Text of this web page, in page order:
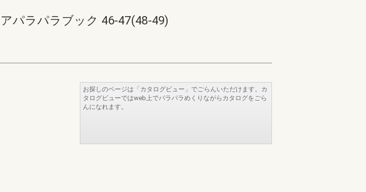
パラパラブック 46-47(48-49)
お探しのページは「カタログビュー」でごらんいただけます。カ
タログビューではweb上でパラパラめくりながらカタログをごら
んになれます。